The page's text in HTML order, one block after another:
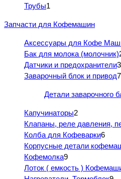
Трубы1
Запчасти для Кофемашин
Аксессуары для Кофе
Бак для молока (молочник)
Датчики и предохранители3
Заварочный блок и привод7
Детали заварочного
Капучинаторы2
Клапаны, реле давления,
Колба для Кофеварки6
Корпусные детали
Кофемолка9
Лоток ( емкость )